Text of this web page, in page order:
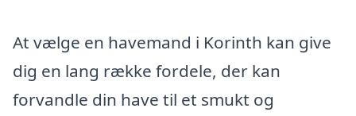
At vælge en havemand i Korinth kan give
dig en lang række fordele, der kan
forvandle din have til et smukt og